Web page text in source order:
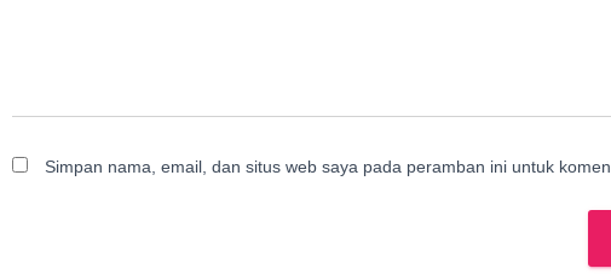
Simpan nama, email, dan situs web saya pada peramban ini untuk